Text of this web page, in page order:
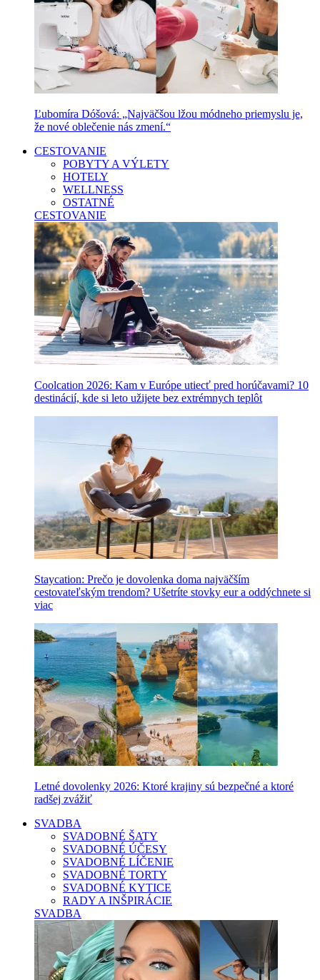
Ľubomíra Dóšová: „Najväčšou lžou módneho priemyslu je,
že nové oblečenie nás zmení.“
CESTOVANIE
POBYTY A VÝLETY
HOTELY
WELLNESS
OSTATNÉ
CESTOVANIE
Coolcation 2026: Kam v Európe utiecť pred horúčavami? 10
destinácií, kde si leto užijete bez extrémnych teplôt
Staycation: Prečo je dovolenka doma najväčším
cestovateľským trendom? Ušetríte stovky eur a oddýchnete si
viac
Letné dovolenky 2026: Ktoré krajiny sú bezpečné a ktoré
radšej zvážiť
SVADBA
SVADOBNÉ ŠATY
SVADOBNÉ ÚČESY
SVADOBNÉ LÍČENIE
SVADOBNÉ TORTY
SVADOBNÉ KYTICE
RADY A INŠPIRÁCIE
SVADBA